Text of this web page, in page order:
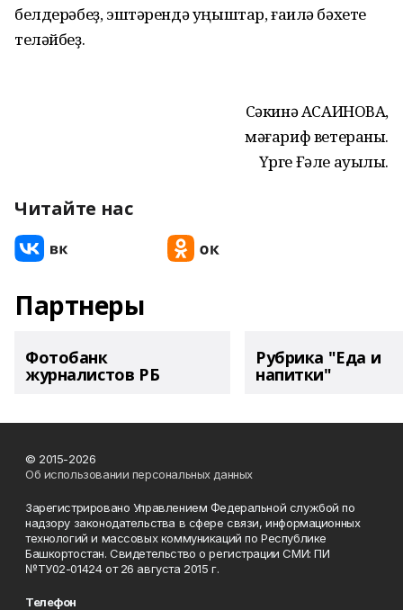
белдерәбеҙ, эштәрендә уңыштар, ғаилә бәхете
теләйбеҙ.
Сәкинә АСАИНОВА,
мәғариф ветераны.
Үрге Ғәле ауылы.
Читайте нас
Партнеры
Фотобанк
журналистов РБ
Рубрика "Еда и
напитки"
© 2015-2026
Об использовании персональных данных
Зарегистрировано Управлением Федеральной службой по
надзору законодательства в сфере связи, информационных
технологий и массовых коммуникаций по Республике
Башкортостан. Свидетельство о регистрации СМИ: ПИ
№ТУ02-01424 от 26 августа 2015 г.
Телефон